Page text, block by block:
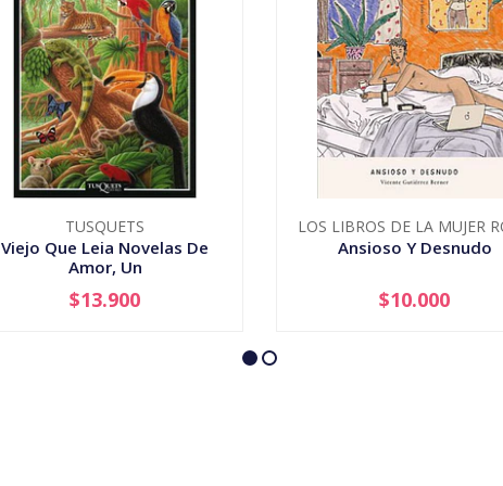
TUSQUETS
Viejo Que Leia Novelas De
Amor, Un
+
$13.900
LOS LIBROS DE LA MUJER
Ansioso Y Desnudo
+
$10.000